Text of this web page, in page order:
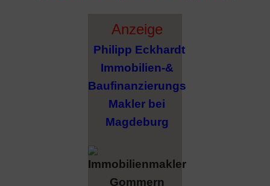
Anzeige
Philipp Eckhardt
Immobilien-&
Baufinanzierungs
Makler bei
Magdeburg